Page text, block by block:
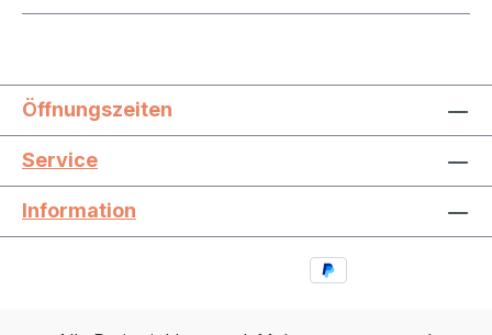
Öffnungszeiten
Service
Information